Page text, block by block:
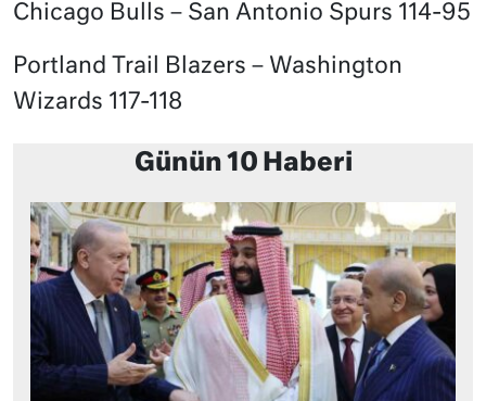
Chicago Bulls – San Antonio Spurs 114-95
Portland Trail Blazers – Washington
Wizards 117-118
Günün 10 Haberi